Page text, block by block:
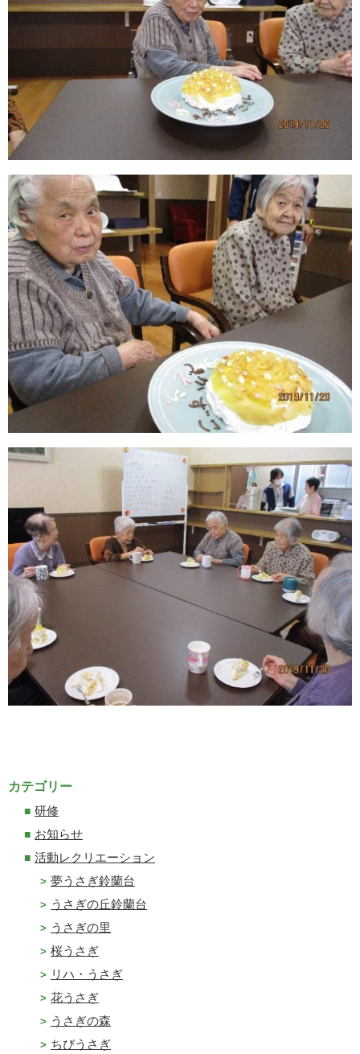
カテゴリー
研修
お知らせ
活動レクリエーション
夢うさぎ鈴蘭台
うさぎの丘鈴蘭台
うさぎの里
桜うさぎ
リハ・うさぎ
花うさぎ
うさぎの森
ちびうさぎ